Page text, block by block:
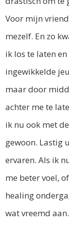
Voor mijn
mezelf. En zo
ik los te laten
ingewikkelde
maar door
achter me te
ik nu ook met
gewoon. Lastig
ervaren. Als ik
me beter voel,
healing
wat vreemd